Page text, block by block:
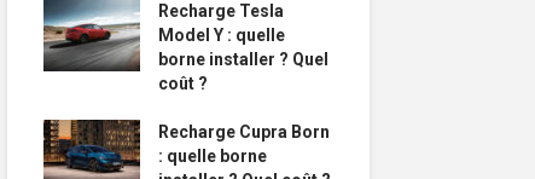
Recharge Tesla
Model Y : quelle
borne installer ? Quel
coût ?
Recharge Cupra Born
: quelle borne